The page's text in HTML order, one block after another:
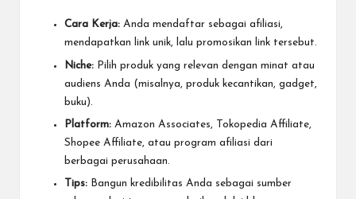
Cara Kerja: Anda mendaftar sebagai afiliasi,
mendapatkan link unik, lalu promosikan link tersebut.
Niche: Pilih produk yang relevan dengan minat atau
audiens Anda (misalnya, produk kecantikan, gadget,
buku).
Platform: Amazon Associates, Tokopedia Affiliate,
Shopee Affiliate, atau program afiliasi dari
berbagai perusahaan.
Tips: Bangun kredibilitas Anda sebagai sumber